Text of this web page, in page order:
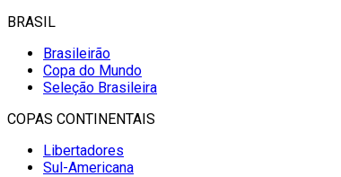
BRASIL
Brasileirão
Copa do Mundo
Seleção Brasileira
COPAS CONTINENTAIS
Libertadores
Sul-Americana